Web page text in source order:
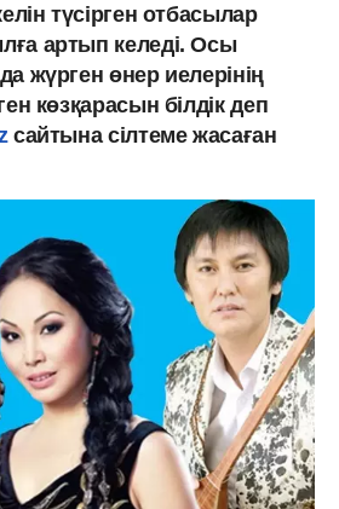
түсірген отбасылар
артып келеді. Осы
жүрген өнер иелерінің
көзқарасын білдік деп
сайтына сілтеме жасаған